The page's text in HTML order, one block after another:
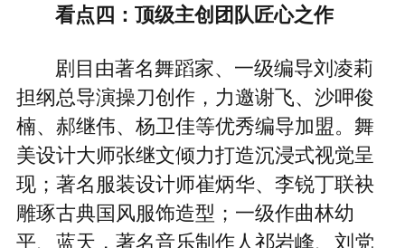
看点四：顶级主创团队匠心之作
剧目由著名舞蹈家、一级编导刘凌莉
担纲总导演操刀创作，力邀谢飞、沙呷俊
楠、郝继伟、杨卫佳等优秀编导加盟。舞
美设计大师张继文倾力打造沉浸式视觉呈
现；著名服装设计师崔炳华、李锐丁联袂
雕琢古典国风服饰造型；一级作曲林幼
平、蓝天，著名音乐制作人祁岩峰、刘党